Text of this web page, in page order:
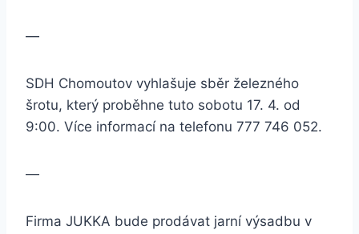
—
SDH Chomoutov vyhlašuje sběr železného
šrotu, který proběhne tuto sobotu 17. 4. od
9:00. Více informací na telefonu 777 746 052.
—
Firma JUKKA bude prodávat jarní výsadbu v